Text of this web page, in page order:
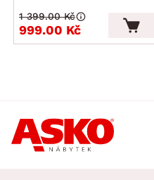
999.00 Kč
1 399.00 Kč